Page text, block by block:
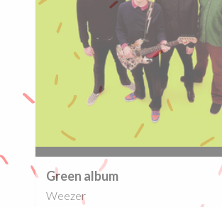
Green album
Weezer